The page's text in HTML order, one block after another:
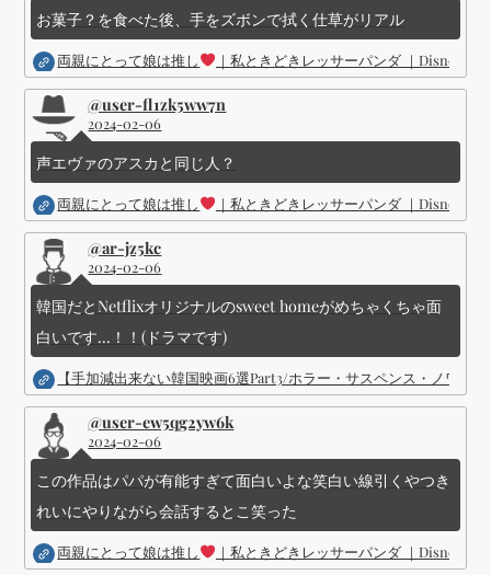
お菓子？を食べた後、手をズボンで拭く仕草がリアル
両親にとって娘は推し ｜私ときどきレッサーパンダ ｜Disney (
@user-fl1zk5ww7n
2024-02-06
声エヴァのアスカと同じ人？
両親にとって娘は推し ｜私ときどきレッサーパンダ ｜Disney (
@ar-jz5kc
2024-02-06
韓国だとNetflixオリジナルのsweet homeがめちゃくちゃ面
白いです...！！(ドラマです)
【手加減出来ない韓国映画6選Part3/ホラー・サスペンス・ノワー
@user-ew5qg2yw6k
2024-02-06
この作品はパパが有能すぎて面白いよな笑白い線引くやつき
れいにやりながら会話するとこ笑った
両親にとって娘は推し ｜私ときどきレッサーパンダ ｜Disney (